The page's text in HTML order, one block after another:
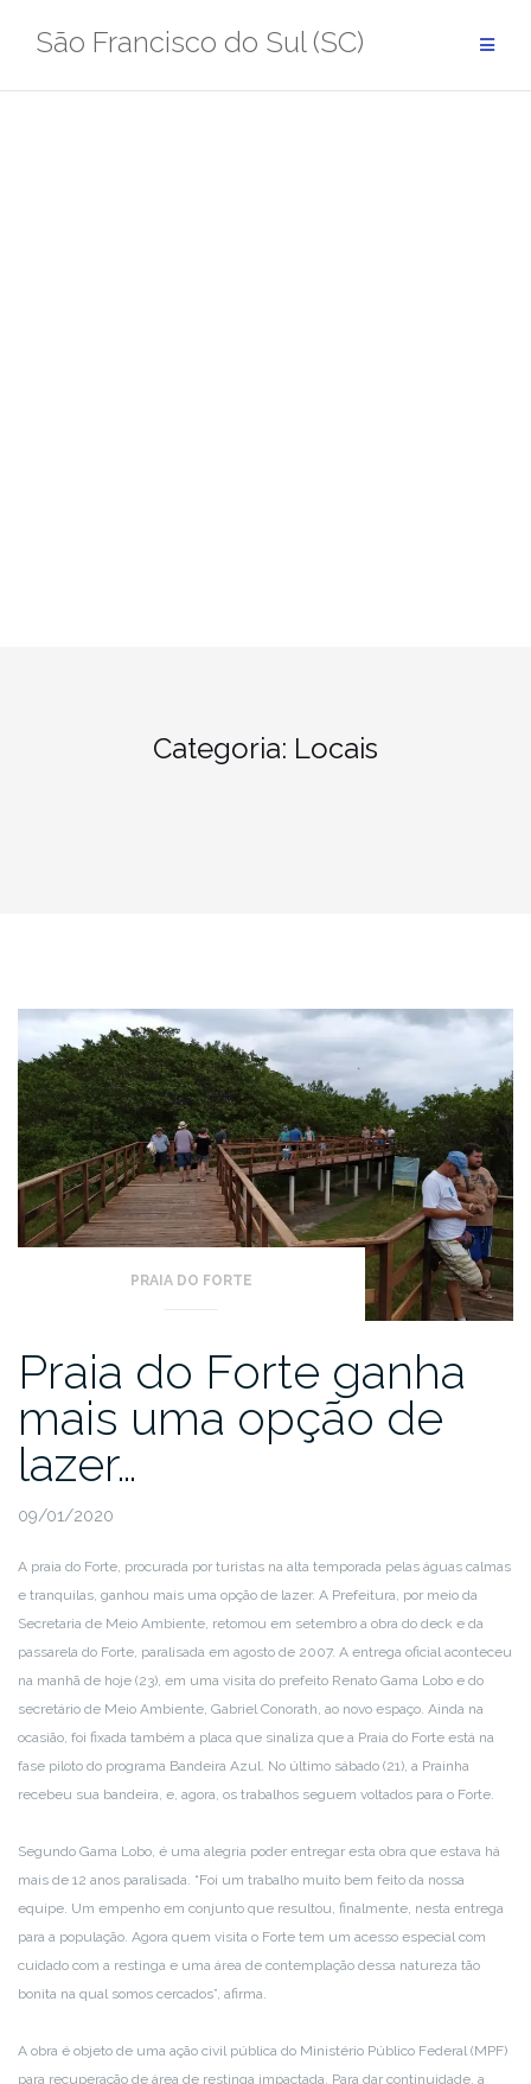
São Francisco do Sul (SC)
Categoria: Locais
PRAIA DO FORTE
Praia do Forte ganha
mais uma opção de
lazer…
09/01/2020
A praia do Forte, procurada por turistas na alta temporada pelas águas calmas
e tranquilas, ganhou mais uma opção de lazer. A Prefeitura, por meio da
Secretaria de Meio Ambiente, retomou em setembro a obra do deck e da
passarela do Forte, paralisada em agosto de 2007. A entrega oficial aconteceu
na manhã de hoje (23), em uma visita do prefeito Renato Gama Lobo e do
secretário de Meio Ambiente, Gabriel Conorath, ao novo espaço. Ainda na
ocasião, foi fixada também a placa que sinaliza que a Praia do Forte está na
fase piloto do programa Bandeira Azul. No último sábado (21), a Prainha
recebeu sua bandeira, e, agora, os trabalhos seguem voltados para o Forte.
Segundo Gama Lobo, é uma alegria poder entregar esta obra que estava há
mais de 12 anos paralisada. “Foi um trabalho muito bem feito da nossa
equipe. Um empenho em conjunto que resultou, finalmente, nesta entrega
para a população. Agora quem visita o Forte tem um acesso especial com
cuidado com a restinga e uma área de contemplação dessa natureza tão
bonita na qual somos cercados”, afirma.
A obra é objeto de uma ação civil pública do Ministério Público Federal (MPF)
para recuperação de área de restinga impactada. Para dar continuidade, a